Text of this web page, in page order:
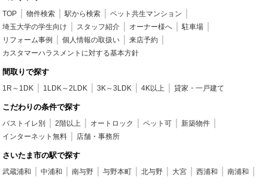
TOP 物件検索 駅から検索
ペット共生マンション
埼玉大学の学生向け
スタッフ紹介 オーナー様へ
駐車場
リフォーム事例
個人情報の取扱い
来店予約
カスタマーハラスメントに対する基本方針
間取りで探す
1R～1DK 1LDK～2LDK 3K～3LDK 4K以上 貸家・一戸建て
こだわりの条件で探す
バストイレ別 2階以上 オートロック ペット可
新築物件
インターネット無料
店舗・事務所
さいたま市の駅で探す
武蔵浦和 中浦和 南与野 与野本町 北与野 大宮 西浦和
南浦和